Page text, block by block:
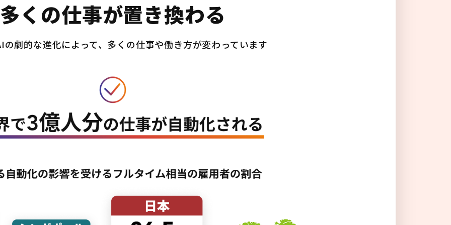
多くの仕事が置き換わる
の劇的な進化によって、多くの仕事や働き方が変わっています